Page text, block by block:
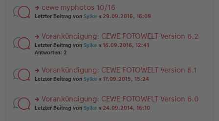
gB
ei
tr
g
es
e
n
B
ei
tr
a
n
g
es
e
n
er
ei
tr
rs
u
n
g
es
e
n
B
ei
tr
cewe myphotos 10/16
Letzter Beitrag von Sylke « 29.09.2016, 16:09
rs
te
n
g
es
e
n
Vorankündigung: CEWE FOTOWELT Version 6.2
Letzter Beitrag von Sylke « 16.09.2016, 12:41
Antworten: 2
rs
u
n
Vorankündigung: CEWE FOTOWELT Version 6.1
Letzter Beitrag von Sylke « 17.09.2015, 15:24
rs
Vorankündigung: CEWE FOTOWELT Version 6.0
Letzter Beitrag von Sylke « 24.09.2014, 16:10